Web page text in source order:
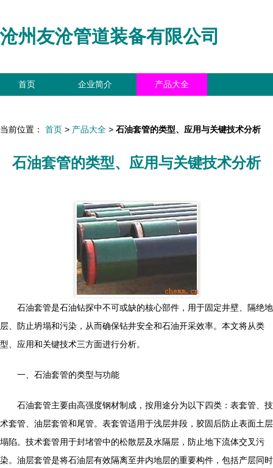
沧州友沧管道装备有限公司
首页 企业简介 产品大全
当前位置： 首页 > 产品大全 > 石油套管的类型、应用与关键技术分析
石油套管的类型、应用与关键技术分析
石油套管是石油钻探中不可或缺的核心部件，用于固定井壁、隔绝地
层、防止坍塌和污染，从而确保钻井安全和石油开采效率。本文将从类
型、应用和关键技术三方面进行分析。
一、石油套管的类型与功能
石油套管主要由高强度钢材制成，按用途分为以下四类：表套管、技
术套管、油层套管和尾管。表套管适用于浅层井段，胶固后防止表面土层
塌陷。技术套管用于封堵管中的松散层及水隔层，防止地下流体交叉污
染。油层套管是将石油层有效隔离至井内地层的重要构件，包括产层同时